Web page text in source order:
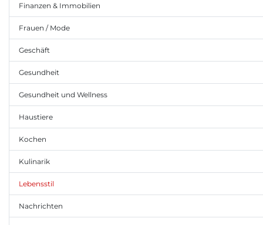
Finanzen & Immobilien
Frauen / Mode
Geschäft
Gesundheit
Gesundheit und Wellness
Haustiere
Kochen
Kulinarik
Lebensstil
Nachrichten